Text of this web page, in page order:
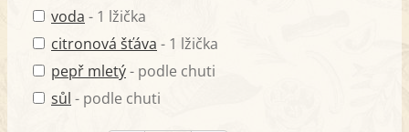
voda - 1 lžička
citronová šťáva - 1 lžička
pepř mletý- podle chuti
sůl - podle chuti